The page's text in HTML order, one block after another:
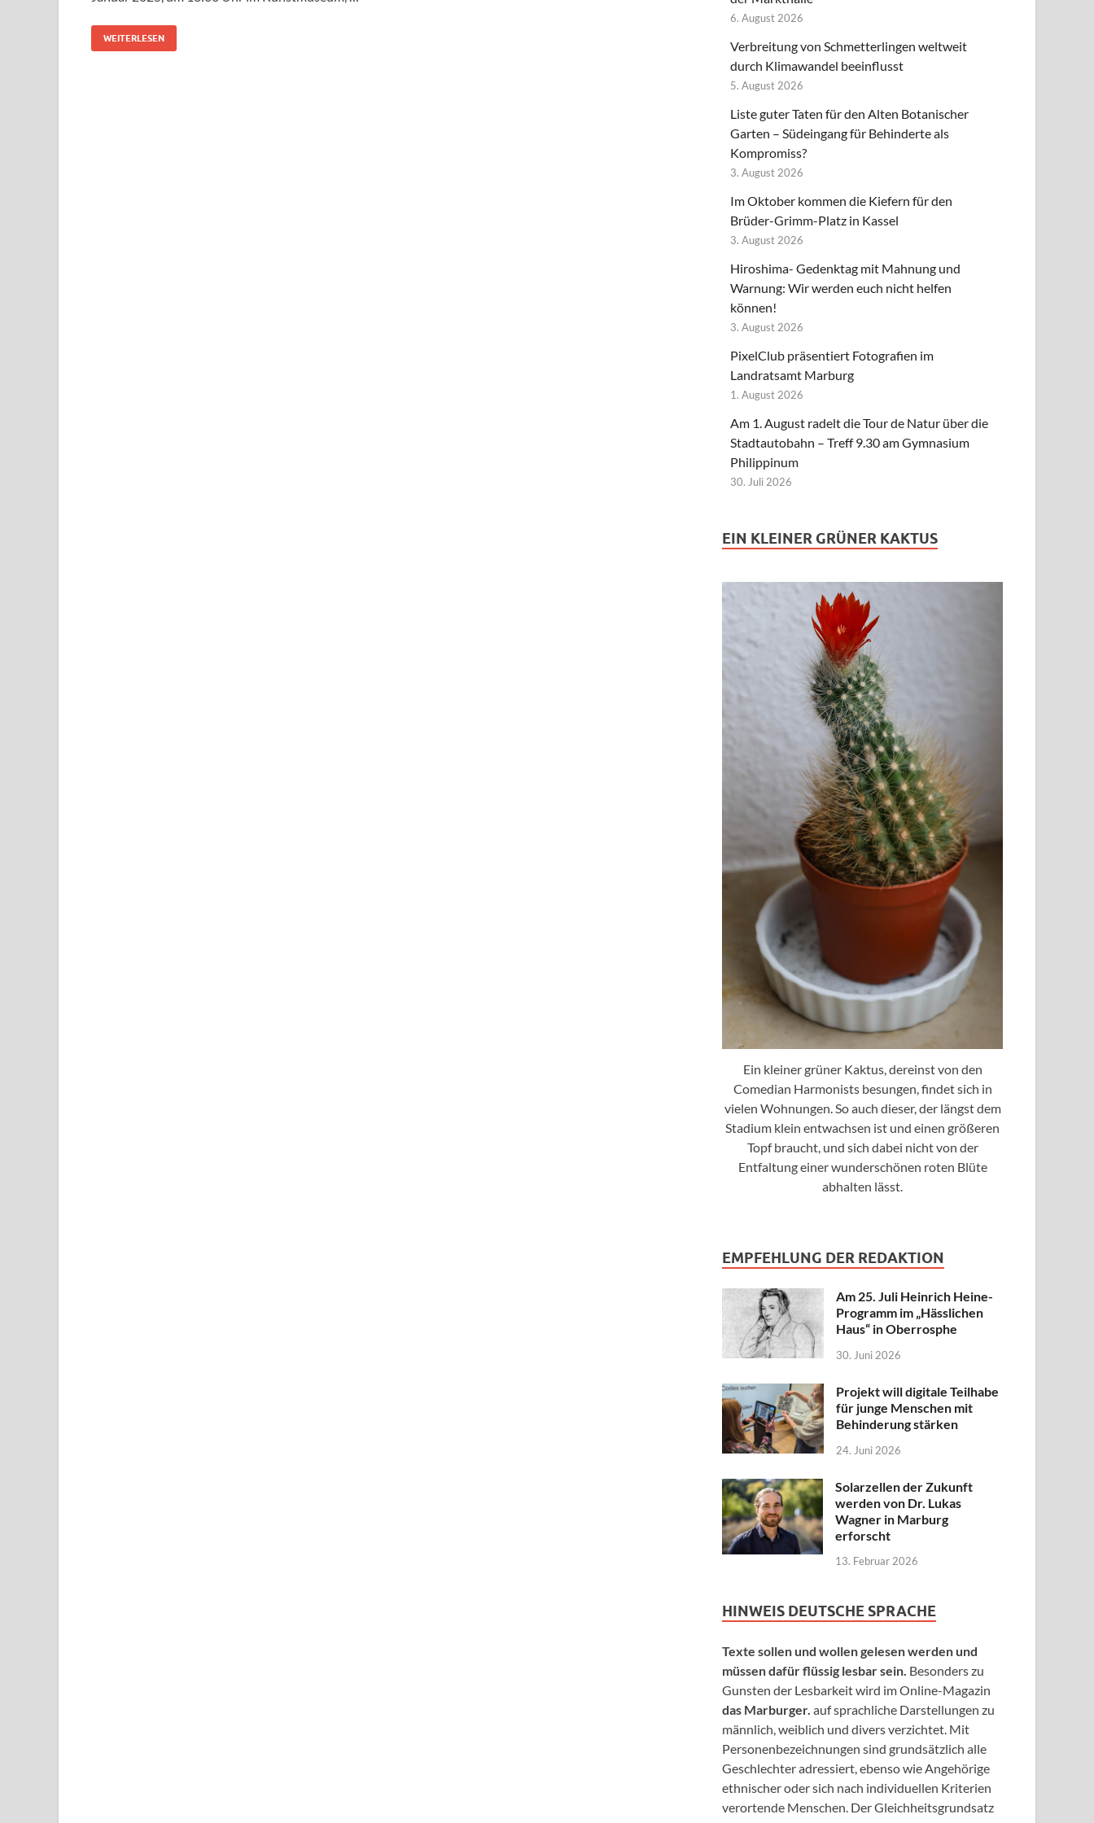
WEITERLESEN
6. August 2026
Verbreitung von Schmetterlingen weltweit
durch Klimawandel beeinflusst
5. August 2026
Liste guter Taten für den Alten Botanischer
Garten – Südeingang für Behinderte als
Kompromiss?
3. August 2026
Im Oktober kommen die Kiefern für den
Brüder-Grimm-Platz in Kassel
3. August 2026
Hiroshima- Gedenktag mit Mahnung und
Warnung: Wir werden euch nicht helfen
können!
3. August 2026
PixelClub präsentiert Fotografien im
Landratsamt Marburg
1. August 2026
Am 1. August radelt die Tour de Natur über die
Stadtautobahn – Treff 9.30 am Gymnasium
Philippinum
30. Juli 2026
EIN KLEINER GRÜNER KAKTUS
Ein kleiner grüner Kaktus, dereinst von den
Comedian Harmonists besungen, findet sich in
vielen Wohnungen. So auch dieser, der längst dem
Stadium klein entwachsen ist und einen größeren
Topf braucht, und sich dabei nicht von der
Entfaltung einer wunderschönen roten Blüte
abhalten lässt.
EMPFEHLUNG DER REDAKTION
Am 25. Juli Heinrich Heine-
Programm im „Hässlichen
Haus“ in Oberrosphe
30. Juni 2026
Projekt will digitale Teilhabe
für junge Menschen mit
Behinderung stärken
24. Juni 2026
Solarzellen der Zukunft
werden von Dr. Lukas
Wagner in Marburg
erforscht
13. Februar 2026
HINWEIS DEUTSCHE SPRACHE
Texte sollen und wollen gelesen werden und
müssen dafür flüssig lesbar sein. Besonders zu
Gunsten der Lesbarkeit wird im Online-Magazin
das Marburger. auf sprachliche Darstellungen zu
männlich, weiblich und divers verzichtet. Mit
Personenbezeichnungen sind grundsätzlich alle
Geschlechter adressiert, ebenso wie Angehörige
ethnischer oder sich nach individuellen Kriterien
verortende Menschen. Der Gleichheitsgrundsatz